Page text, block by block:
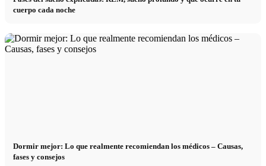
cuerpo cada noche
Dormir mejor: Lo que realmente recomiendan los médicos – Causas,
fases y consejos